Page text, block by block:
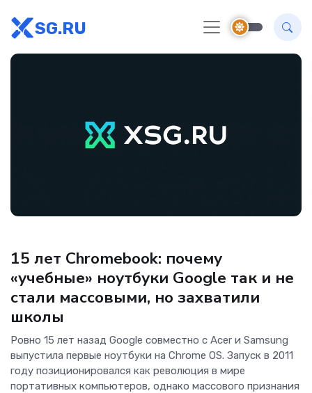
SG.RU
15 лет Chromebook: почему
«учебные» ноутбуки Google так и не
стали массовыми, но захватили
школы
Ровно 15 лет назад Google совместно с Acer и Samsung
выпустила первые ноутбуки на Chrome OS. Запуск в 2011
году позиционировался как революция в мире
портативных компьютеров, однако массового признания